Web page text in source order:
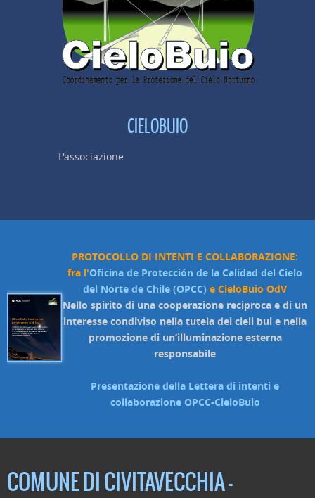
CIELOBUIO
L'associazione
PROTOCOLLO DI INTENTI E COLLABORAZIONE:
fra l'Oficina de Protección de la Calidad del Cielo
del Norte de Chile (OPCC) e CieloBuio OdV
Nello spirito di una cooperazione reciproca e di un
interesse condiviso nella tutela dei cieli bui e nella
promozione di un’illuminazione esterna
responsabile
Presentazione della Lettera di intenti e
collaborazione OPCC-CieloBuio
COMUNE DI CIVITAVECCHIA –